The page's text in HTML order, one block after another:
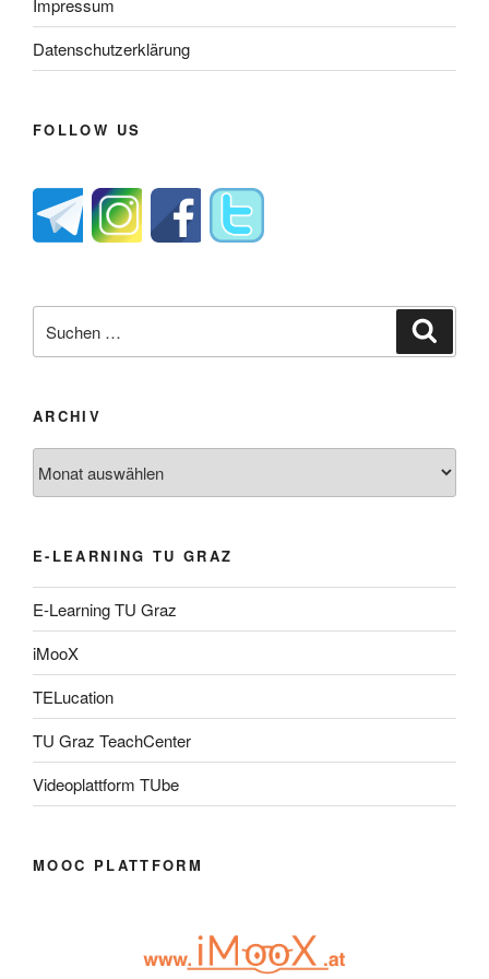
Impressum
Datenschutzerklärung
FOLLOW US
nach:
ARCHIV
E-LEARNING TU GRAZ
E-Learning TU Graz
iMooX
TELucation
TU Graz TeachCenter
Videoplattform TUbe
MOOC PLATTFORM